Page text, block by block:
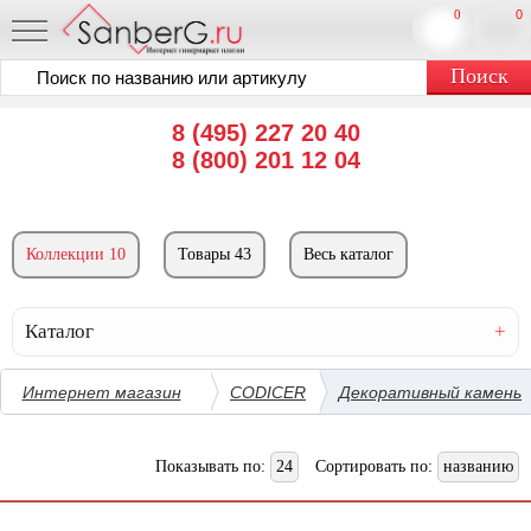
8 (495) 227 20 40
8 (800) 201 12 04
0
0
Коллекции 10 Товары 43 Весь каталог
Каталог
Интернет магазин CODICER Декоративный камень
Показывать по: 24 Сортировать по: названию